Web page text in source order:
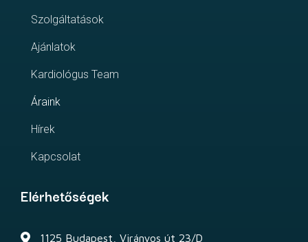
Szolgáltatások
Ajánlatok
Kardiológus Team
Áraink
Hírek
Kapcsolat
Elérhetőségek
1125 Budapest, Virányos út 23/D